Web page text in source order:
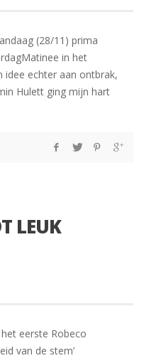
(28/11) prima
in het
idee echter aan ontbrak,
Hulett ging mijn hart
LEUK
eerste Robeco
van de stem’